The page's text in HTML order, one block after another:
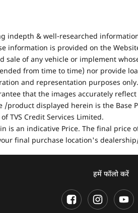
indepth & well-researched
information is provided on the
sale of any vehicle or implement
from time to time) nor provide
and representation purposes
that the images accurately
/product displayed herein is the
TVS Credit Services Limited.
is an indicative Price. The final
final purchase location's
हमें फॉलो करें